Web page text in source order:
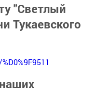
"Светлый
Тукаевского